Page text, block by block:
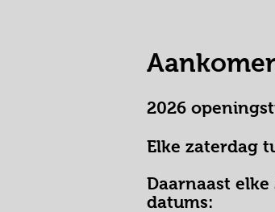
2026
Elke zaterdag
Daarnaast
datums: